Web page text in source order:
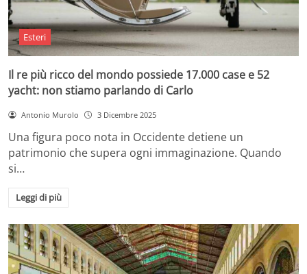
Esteri
Il re più ricco del mondo possiede 17.000 case e 52
yacht: non stiamo parlando di Carlo
Antonio Murolo 3 Dicembre 2025
Una figura poco nota in Occidente detiene un
patrimonio che supera ogni immaginazione. Quando
si…
Leggi di più